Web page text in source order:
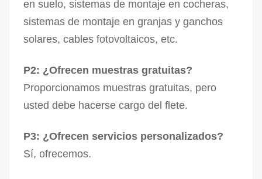
en suelo, sistemas de montaje en cocheras,
sistemas de montaje en granjas y ganchos
solares, cables fotovoltaicos, etc.
P2: ¿Ofrecen muestras gratuitas?
Proporcionamos muestras gratuitas, pero
usted debe hacerse cargo del flete.
P3: ¿Ofrecen servicios personalizados?
Sí, ofrecemos.